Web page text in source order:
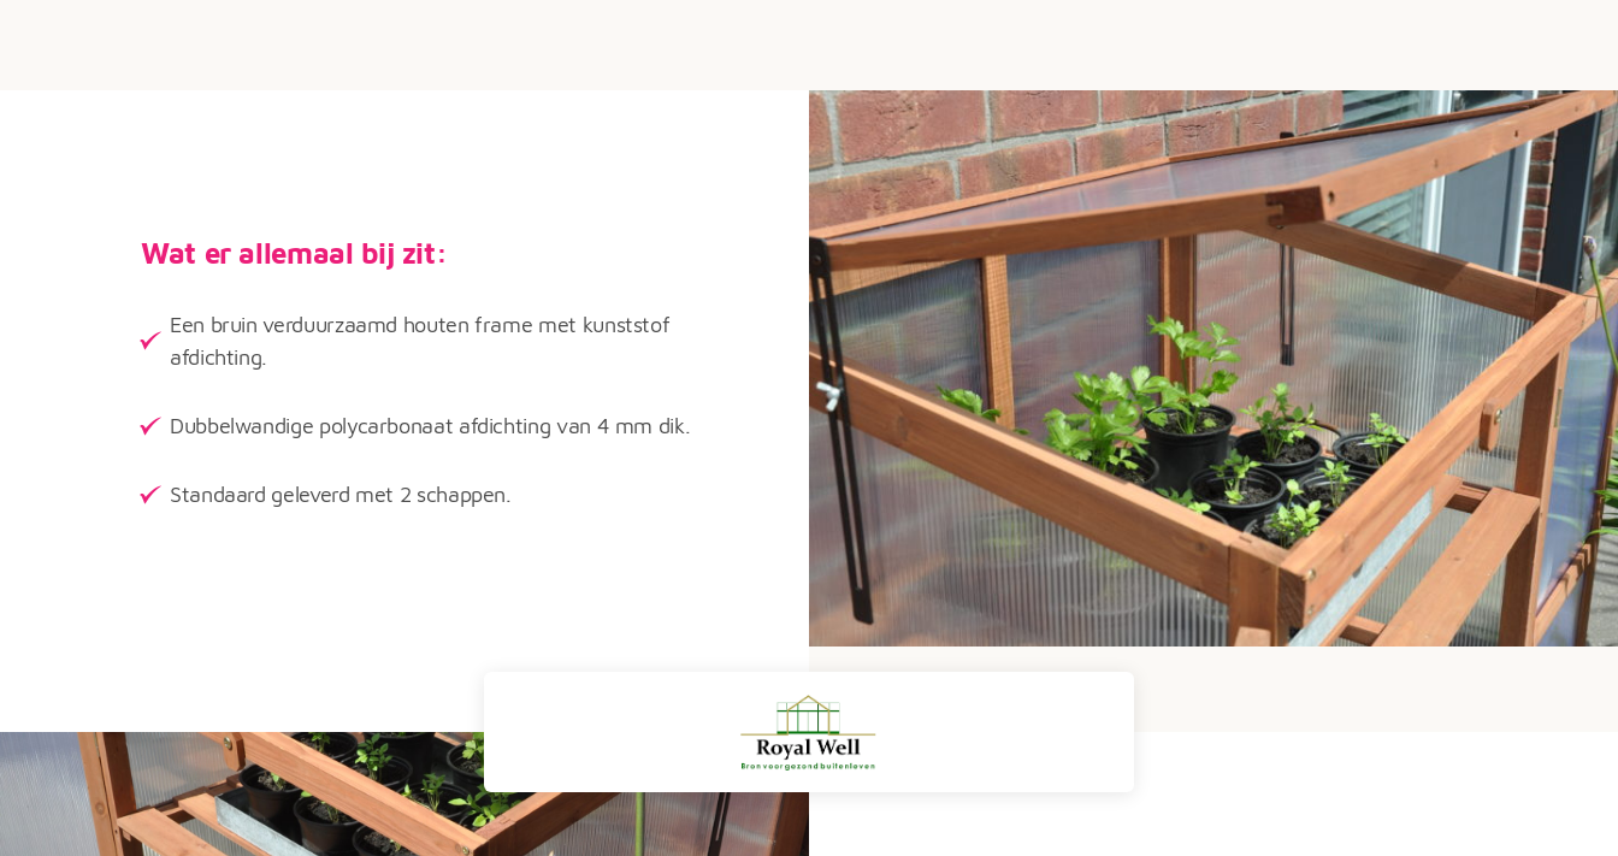
Wat er allemaal bij zit:
Een bruin verduurzaamd houten frame met kunststof
afdichting.
Dubbelwandige polycarbonaat afdichting van 4 mm dik.
Standaard geleverd met 2 schappen.